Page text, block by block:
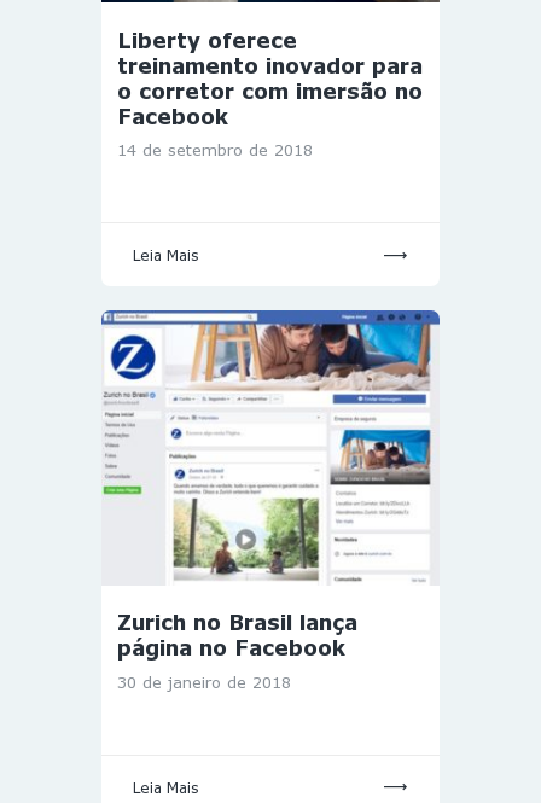
Liberty oferece
treinamento inovador para
o corretor com imersão no
Facebook
14 de setembro de 2018
Leia Mais
Zurich no Brasil lança
página no Facebook
30 de janeiro de 2018
Leia Mais